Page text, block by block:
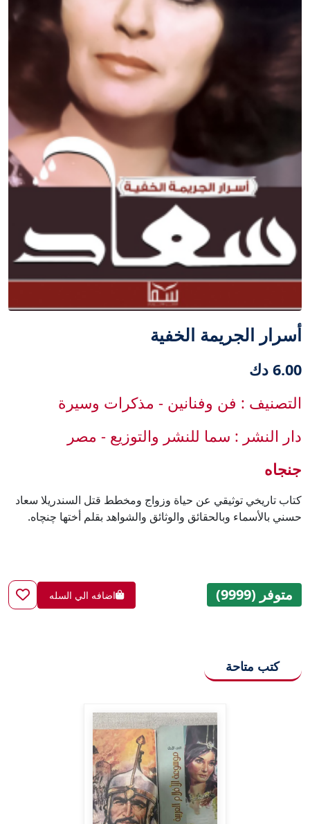
أسرار الجريمة الخفية
6.00 دك
التصنيف : فن وفنانين - مذكرات وسيرة
دار النشر : سما للنشر والتوزيع - مصر
جنجاه
كتاب تاريخي توثيقي عن حياة وزواج ومخطط قتل السندريلا سعاد
حسني بالأسماء وبالحقائق والوثائق والشواهد بقلم أختها چنچاه.
متوفر (9999) اضافه الي السله
كتب متاحة